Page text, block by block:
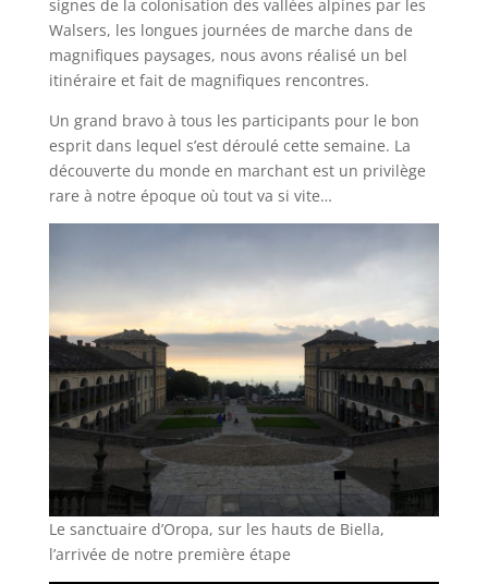
signes de la colonisation des vallées alpines par les
Walsers, les longues journées de marche dans de
magnifiques paysages, nous avons réalisé un bel
itinéraire et fait de magnifiques rencontres.
Un grand bravo à tous les participants pour le bon
esprit dans lequel s’est déroulé cette semaine. La
découverte du monde en marchant est un privilège
rare à notre époque où tout va si vite…
Le sanctuaire d’Oropa, sur les hauts de Biella,
l’arrivée de notre première étape